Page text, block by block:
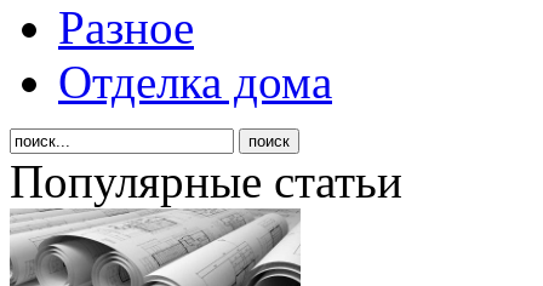
Разное
Отделка дома
Популярные статьи